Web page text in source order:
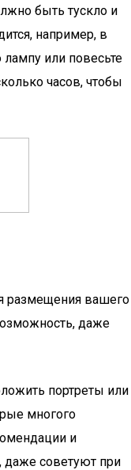
быть тускло и
например, в
или повесьте
часов, чтобы
размещения вашего
даже
портреты или
многого
и
даже советуют при